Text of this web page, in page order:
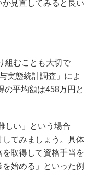
見直してみると良い
組むことも大切で
実態統計調査」によ
の平均額は458万円と
しい」という場合
てみましょう。具体
取得して資格手当を
始める」といった例